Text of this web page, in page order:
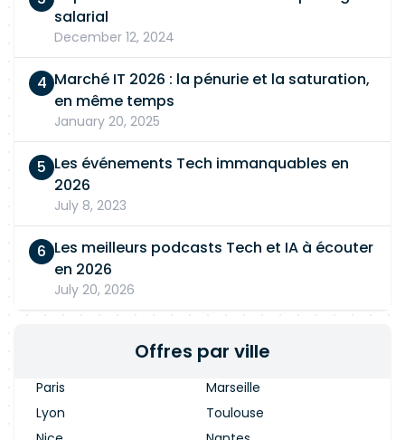
salarial
December 12, 2024
Marché IT 2026 : la pénurie et la saturation,
en même temps
January 20, 2025
Les événements Tech immanquables en
2026
July 8, 2023
Les meilleurs podcasts Tech et IA à écouter
en 2026
July 20, 2026
Offres par ville
Paris
Marseille
Lyon
Toulouse